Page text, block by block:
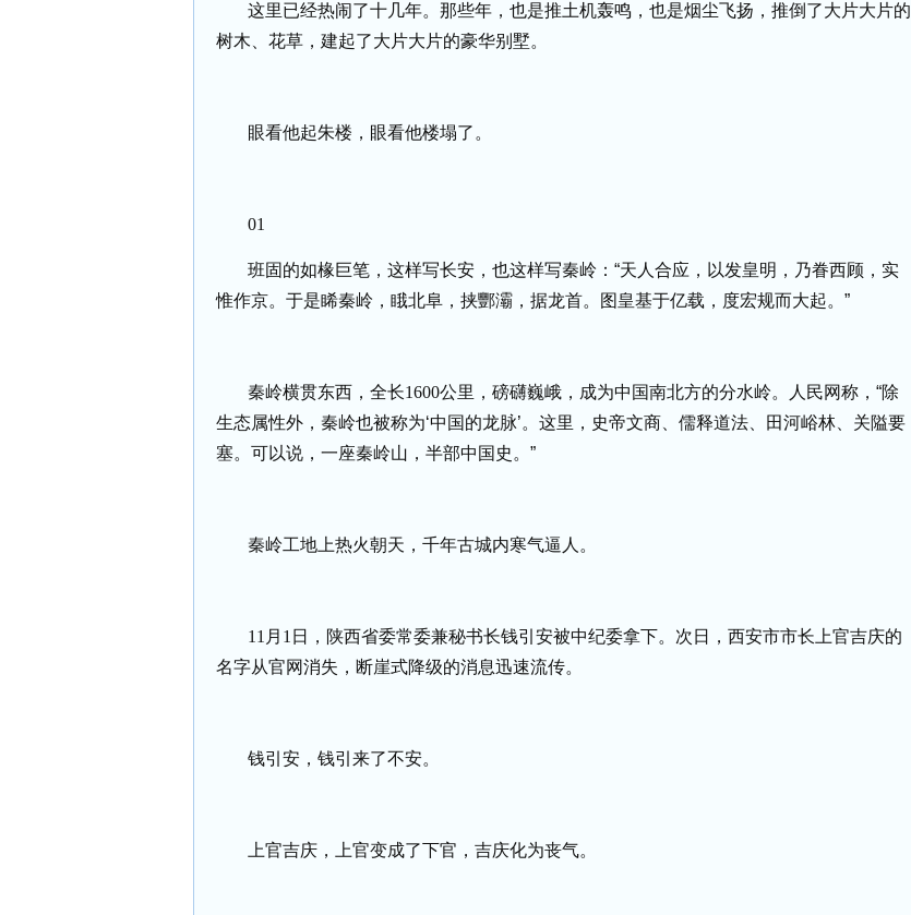
这里已经热闹了十几年。那些年，也是推土机轰鸣，也是烟尘飞扬，推倒了大片大片的
树木、花草，建起了大片大片的豪华别墅。
眼看他起朱楼，眼看他楼塌了。
01
班固的如椽巨笔，这样写长安，也这样写秦岭：“天人合应，以发皇明，乃眷西顾，实
惟作京。于是睎秦岭，睋北阜，挟酆灞，据龙首。图皇基于亿载，度宏规而大起。”
秦岭横贯东西，全长1600公里，磅礴巍峨，成为中国南北方的分水岭。人民网称，“除
生态属性外，秦岭也被称为‘中国的龙脉’。这里，史帝文商、儒释道法、田河峪林、关隘要
塞。可以说，一座秦岭山，半部中国史。”
秦岭工地上热火朝天，千年古城内寒气逼人。
11 月 1 日，陕西省委常委兼秘书长钱引安被中纪委拿下。次日，西安市市长上官吉庆的
名字从官网消失，断崖式降级的消息迅速流传。
钱引安，钱引来了不安。
上官吉庆，上官变成了下官，吉庆化为丧气。